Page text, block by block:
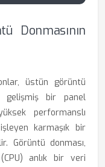
Donmasının
üstün görüntü
bir panel
performanslı
karmaşık bir
Görüntü donması,
anlık bir veri